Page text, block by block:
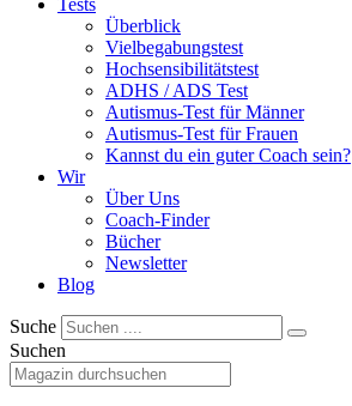
Tests
Überblick
Vielbegabungstest
Hochsensibilitätstest
ADHS / ADS Test
Autismus-Test für Männer
Autismus-Test für Frauen
Kannst du ein guter Coach sein?
Wir
Über Uns
Coach-Finder
Bücher
Newsletter
Blog
Suche
Suchen